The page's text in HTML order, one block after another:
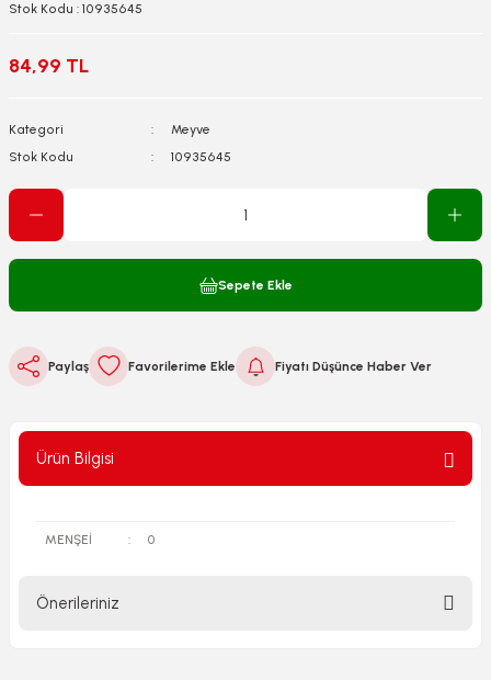
Stok Kodu : 10935645
84,99 TL
Kategori
Meyve
Stok Kodu
10935645
Sepete Ekle
Paylaş Fiyatı Düşünce Haber Ver
Ürün Bilgisi
MENŞEİ : 0
Önerileriniz